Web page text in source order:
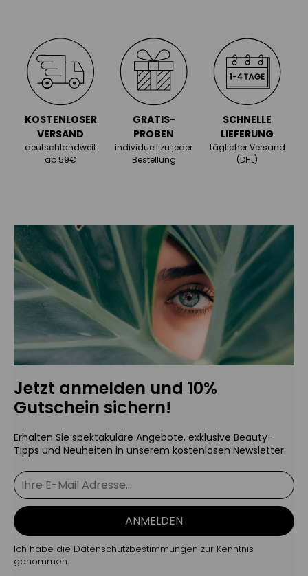
remineralisiert, reduziert & modelliert die
Haut
entgiftet & reduziert
Wassereinlagerungen
KOSTENLOSER
VERSAND
deutschlandweit
ab 59€
GRATIS-
PROBEN
individuell zu jeder
Bestellung
SCHNELLE
LIEFERUNG
täglicher Versand
(DHL)
Jetzt anmelden und 10%
Gutschein sichern!
Erhalten Sie spektakuläre Angebote, exklusive Beauty-
Tipps und Neuheiten in unserem kostenlosen Newsletter.
ANMELDEN
Ich habe die Datenschutzbestimmungen zur Kenntnis
genommen.